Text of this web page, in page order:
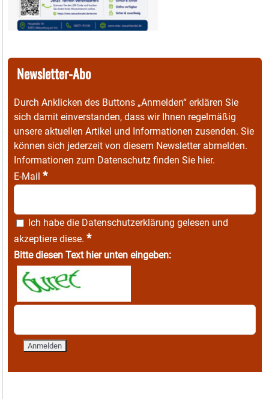
Newsletter-Abo
Durch Anklicken des Buttons „Anmelden“ erklären Sie
sich damit einverstanden, dass wir Ihnen regelmäßig
unsere aktuellen Artikel und Informationen zusenden. Sie
können sich jederzeit von diesem Newsletter abmelden.
Informationen zum Datenschutz finden Sie hier.
E-Mail *
Ich habe die Datenschutzerklärung gelesen und
akzeptiere diese. *
Bitte diesen Text hier unten eingeben: